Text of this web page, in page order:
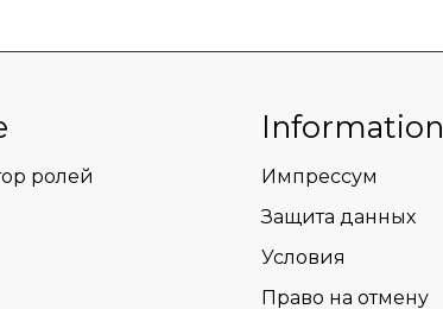
ролей
Information
Импрессум
Защита данных
Условия
Право на отмену